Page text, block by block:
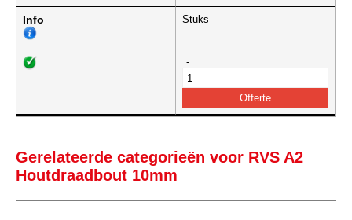
Info Stuks
-
Gerelateerde categorieën voor RVS A2
Houtdraadbout 10mm